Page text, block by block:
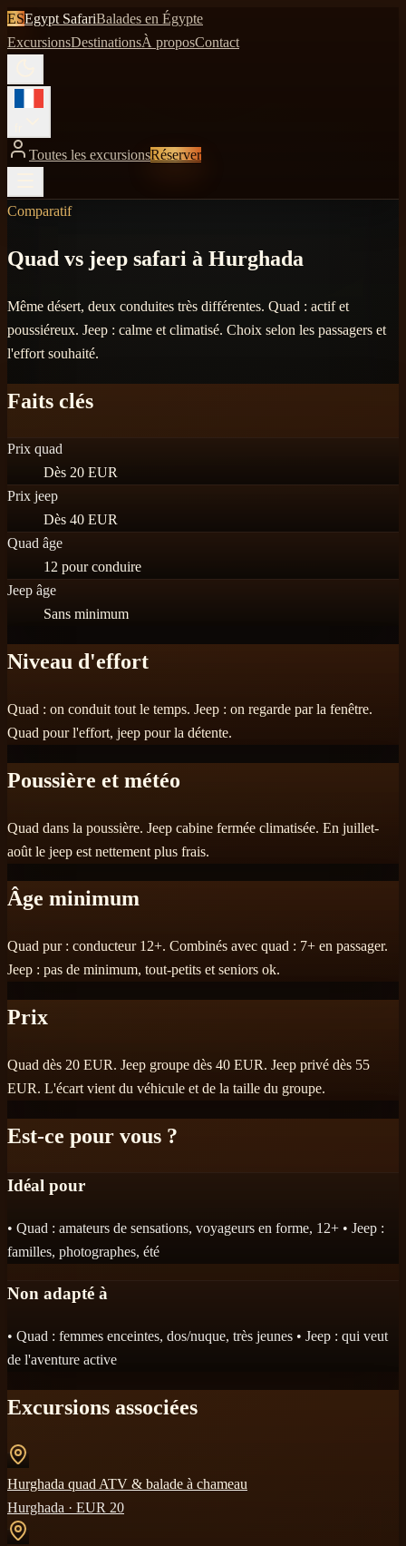
ESEgypt SafariBalades en Égypte
ExcursionsDestinationsÀ proposContact
Toutes les excursionsRéserver
Comparatif
Quad vs jeep safari à Hurghada
Même désert, deux conduites très différentes. Quad : actif et
poussiéreux. Jeep : calme et climatisé. Choix selon les passagers et
l'effort souhaité.
Faits clés
Prix quad
Dès 20 EUR
Prix jeep
Dès 40 EUR
Quad âge
12 pour conduire
Jeep âge
Sans minimum
Niveau d'effort
Quad : on conduit tout le temps. Jeep : on regarde par la fenêtre.
Quad pour l'effort, jeep pour la détente.
Poussière et météo
Quad dans la poussière. Jeep cabine fermée climatisée. En juillet-
août le jeep est nettement plus frais.
Âge minimum
Quad pur : conducteur 12+. Combinés avec quad : 7+ en passager.
Jeep : pas de minimum, tout-petits et seniors ok.
Prix
Quad dès 20 EUR. Jeep groupe dès 40 EUR. Jeep privé dès 55
EUR. L'écart vient du véhicule et de la taille du groupe.
Est-ce pour vous ?
Idéal pour
• Quad : amateurs de sensations, voyageurs en forme, 12+ • Jeep :
familles, photographes, été
Non adapté à
• Quad : femmes enceintes, dos/nuque, très jeunes • Jeep : qui veut
de l'aventure active
Excursions associées
Hurghada quad ATV & balade à chameau
Hurghada · EUR 20